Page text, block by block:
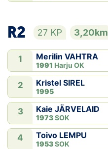
R2 27 KP 3,20km
1 Merilin VAHTRA
1991 Harju OK
2 Kristel SIREL
1995
3 Kaie JÄRVELAID
1973SOK
4 Toivo LEMPU
1953SOK